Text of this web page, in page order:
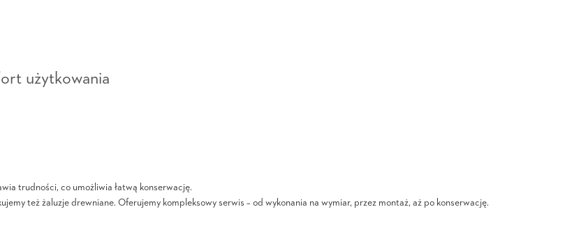
użytkowania
trudności, co umożliwia łatwą konserwację.
też żaluzje drewniane. Oferujemy kompleksowy serwis – od wykonania na wymiar, przez montaż, aż po konserwację.